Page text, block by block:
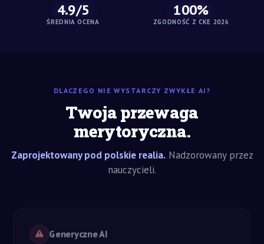
4.9/5
ŚREDNIA OCENA
100%
ZGODNOŚĆ Z CKE 2026
DLACZEGO NIE WYSTARCZY ZWYKŁE AI?
Twoja przewaga
merytoryczna.
Zaprojektowany pod polskie realia.Nadzorowany przez
nauczycieli.
Generyczne AI